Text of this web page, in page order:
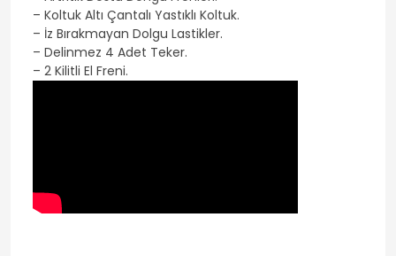
– Koltuk Altı Çantalı Yastıklı Koltuk.
– İz Bırakmayan Dolgu Lastikler.
– Delinmez 4 Adet Teker.
– 2 Kilitli El Freni.